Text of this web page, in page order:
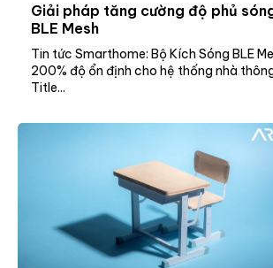
Giải pháp tăng cường độ phủ
BLE Mesh
Tin tức Smarthome: Bộ Kích Sóng BLE
200% độ ổn định cho hệ thống nhà
Title...